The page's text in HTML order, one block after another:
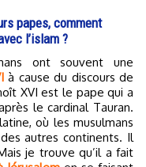
papes, comment
l’islam ?
ont souvent une
à cause du discours de
XVI est le pape qui a
le cardinal Tauran.
où les musulmans
autres continents. Il
je trouve qu’il a fait